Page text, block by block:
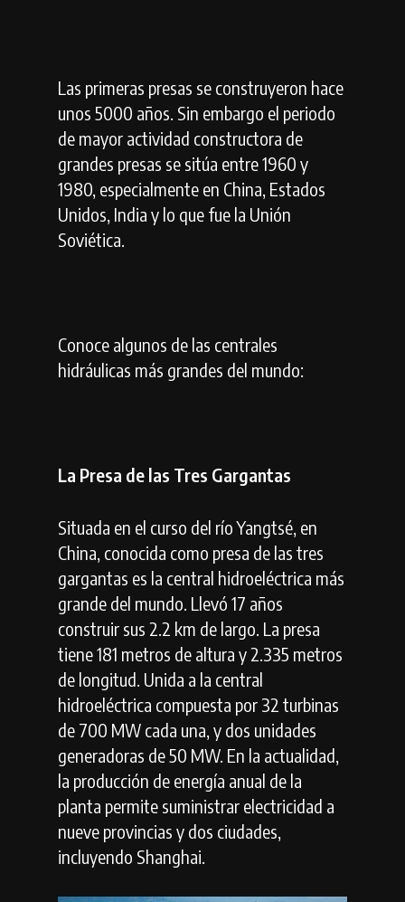
Las primeras presas se construyeron hace
unos 5000 años. Sin embargo el periodo
de mayor actividad constructora de
grandes presas se sitúa entre 1960 y
1980, especialmente en China, Estados
Unidos, India y lo que fue la Unión
Soviética.
Conoce algunos de las centrales
hidráulicas más grandes del mundo:
La Presa de las Tres Gargantas
Situada en el curso del río Yangtsé, en
China, conocida como presa de las tres
gargantas es la central hidroeléctrica más
grande del mundo. Llevó 17 años
construir sus 2.2 km de largo. La presa
tiene 181 metros de altura y 2.335 metros
de longitud. Unida a la central
hidroeléctrica compuesta por 32 turbinas
de 700 MW cada una, y dos unidades
generadoras de 50 MW. En la actualidad,
la producción de energía anual de la
planta permite suministrar electricidad a
nueve provincias y dos ciudades,
incluyendo Shanghai.